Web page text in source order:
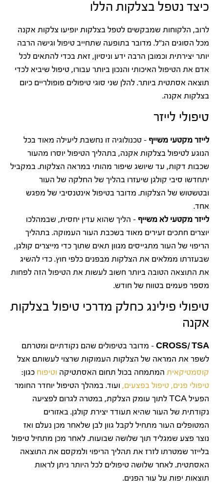
כיצד נטפל בצלקות הללו
לרוב, הלקוחות שמבקשים לטפל בצלקות יופיעו צלקות אקנה
מכל הסוגים הנ"ל. מדובר בתופעה שתחייב טיפול וגישה הרבה
יותר יצירתית וכמובן הרבה ידע וניסיון, זאת בכדי להתאים לכל
אדם את הטיפול האיכותי והנכון ביותר עבורו, טיפול שיביא לכדי
תוצאה אסתטית ביותר. להלן שני סוגי טיפולים פופולריים כיום
בצלקות אקנה.
טיפולי לייזר
לייזר מקטעי משייף – טכנולוגיה זו נחשבת ליעילה מאוד בכל
הנוגע לטיפול בצלקות אקנה, בתהליך הטיפול יוסרו מהעור
שכבות דקות, עד שיושג שיפור מהותי במראה הצלקות. במקביל
יתחדשו סיבי קולגן שיעזרו בהליך של החלקה של העור
ובטשטוש של הצלקות. מדובר בטיפול אינטנסיבי של מפגש
אחד.
לייזר מקטעי לא משייף – הליך שהוא עדין יחסית, שבמהלכו
יוצרים חתכים זעירים מאוד בשכבת העור העמוקה. בתהליך
הריפוי של העור מתגייסים מגוון תאים שתוך כדי מייצרים קולגן,
שבעזרתו ממלאים את הצלקות מבפנים כלפי חוץ. כדי להשיג
את התוצאה הטובה ביותר חשוב לעשות את הטיפול הזה לפחות
מספר פעמים בטווח של חודש.
טיפולי פילינג כחלק מדרכי טיפול בצלקות
אקנה
CROSS/ TSA – מדובר בטיפולים שהם נקודתיים ומטרתם
לשפר את המראה של הצלקות העמוקות שרצוי לעשותם אצל
קוסמטיקאית המתמחה בכול תחום האסתטיקה וטיפוח כגון:
טיפולי פנים, טיפול בפצעים, ועוד. במהלך הטיפול יוחדר החומר
הפעיל TCA לתוך עומק הצלקת, במטרה לגרום לפציעה
נקודתית של העור שהיא תעודד יצירת קולגן. באזורים
המטופלים העור מתחיל לקבל גוון לבן שלאחר מכן נעלם ואז
נוצר פצע שמגליד תוך שלושה שבועות. לאחר מכן מתחיל טיפול
בלייזר שמטרתו לזרז את תהליך הריפוי ולמקסם את התוצאה
האסתטית. לאחר שלושה טיפולים לכל היותר ניתן לראות
תוצאות יפות על עור הפנים.